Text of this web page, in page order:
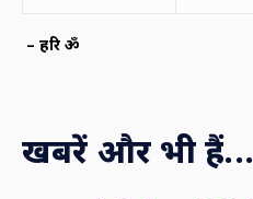
–हरि ॐ
खबरें और भी हैं...